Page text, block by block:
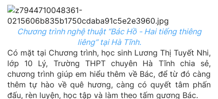
Chương trình nghệ thuật “Bác Hồ - Hai tiếng thiêng
liêng” tại Hà Tĩnh.
Có mặt tại Chương trình, học sinh Lương Thị Tuyết Nhi,
lớp 10 Lý, Trường THPT chuyên Hà Tĩnh chia sẻ,
chương trình giúp em hiểu thêm về Bác, để từ đó càng
thêm tự hào về quê hương, càng có quyết tâm phấn
đấu, rèn luyện, học tập và làm theo tấm gương Bác.